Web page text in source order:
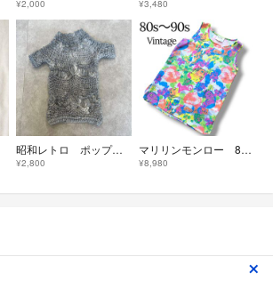
¥2,000 ¥3,480
昭和レトロ ポップコーン マダラ模様 伸縮素材 グレー フリーサイズ
¥2,800
マリリンモンロー 80s B.C.B.G. PARIS 総柄 ノースリーブ
¥8,980